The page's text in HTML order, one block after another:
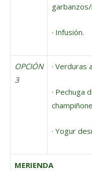
· Infusión.
OPCIÓN
3
· Verduras
· Pechuga
· Yogur
MERIENDA